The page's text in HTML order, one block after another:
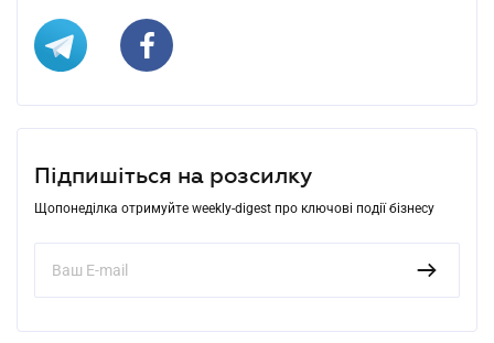
Підпишіться на розсилку
Щопонеділка отримуйте weekly-digest про ключові події бізнесу